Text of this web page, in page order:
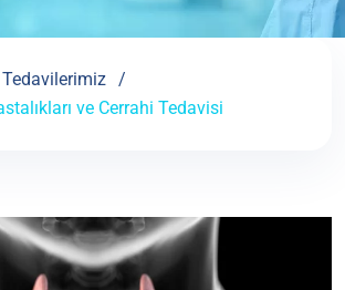
Tedavilerimiz
ve Cerrahi Tedavisi